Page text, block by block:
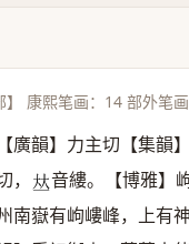
】 康熙笔画：14 部外笔
【廣韻】力主切【集韻
， 𠀤音縷。【博雅】
南嶽有岣嶁峰，上有